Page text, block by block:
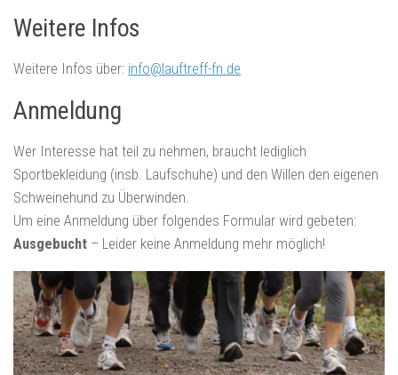
Weitere Infos
Weitere Infos über: info@lauftreff-fn.de
Anmeldung
Wer Interesse hat teil zu nehmen, braucht lediglich
Sportbekleidung (insb. Laufschuhe) und den Willen den eigenen
Schweinehund zu Überwinden.
Um eine Anmeldung über folgendes Formular wird gebeten:
Ausgebucht – Leider keine Anmeldung mehr möglich!